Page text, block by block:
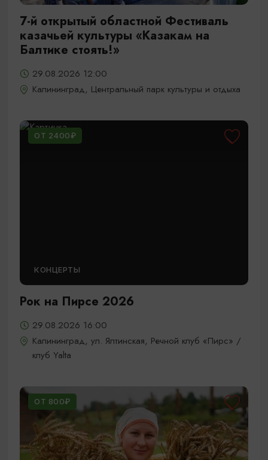
7-й открытый областной Фестиваль
казачьей культуры «Казакам на
Балтике стоять!»
29.08.2026 12:00
Калининград, Центральный парк культуры и отдыха
ОТ 2400₽
КОНЦЕРТЫ
Рок на Пирсе 2026
29.08.2026 16:00
Калининград, ул. Ялтинская, Речной клуб «Пирс» /
клуб Yalta
ОТ 800₽